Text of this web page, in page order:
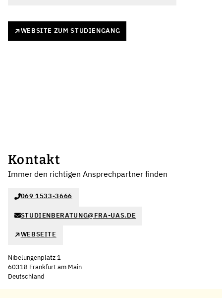
WEBSITE ZUM STUDIENGANG
Kontakt
Immer den richtigen Ansprechpartner finden
069 1533-3666
STUDIENBERATUNG@FRA-UAS.DE
WEBSEITE
Nibelungenplatz 1
60318 Frankfurt am Main
Deutschland